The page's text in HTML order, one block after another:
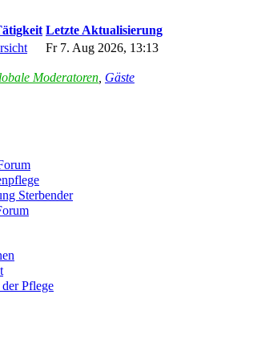
Letzte Aktualisierung
Fr 7. Aug 2026, 13:13
Moderatoren Gäste
Sterbender
Pflege